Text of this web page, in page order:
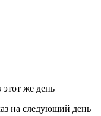
этот же день
на следующий день